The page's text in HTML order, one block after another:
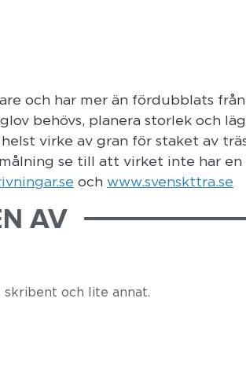
och har mer än fördubblats
behövs, planera storlek och
virke av gran för staket av
se till att virket inte har en
och www.svenskttra.se
AV
skribent och lite annat.